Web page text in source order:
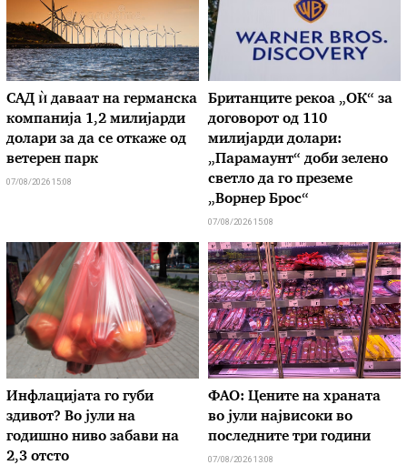
САД ѝ даваат на германска
компанија 1,2 милијарди
долари за да се откаже од
ветерен парк
07/08/2026 15:08
Британците рекоа „ОК“ за
договорот од 110
милијарди долари:
„Парамаунт“ доби зелено
светло да го преземе
„Ворнер Брос“
07/08/2026 15:08
Инфлацијата го губи
здивот? Во јули на
годишно ниво забави на
2,3 отсто
ФАО: Цените на храната
во јули највисоки во
последните три години
07/08/2026 13:08